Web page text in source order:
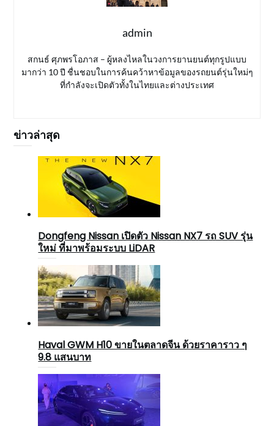
admin
สกนธ์ ศุภพรโอภาส – ผู้หลงไหลในวงการยานยนต์ทุกรูปแบบ
มากว่า 10 ปี ชื่นชอบในการค้นคว้าหาข้อมูลของรถยนต์รุ่นใหม่ๆ
ที่กำลังจะเปิดตัวทั้งในไทยและต่างประเทศ
ข่าวล่าสุด
Dongfeng Nissan เปิดตัว Nissan NX7 รถ SUV รุ่น
ใหม่ ที่มาพร้อมระบบ LiDAR
Haval GWM H10 ขายในตลาดจีน ด้วยราคาราว ๆ
9.8 แสนบาท